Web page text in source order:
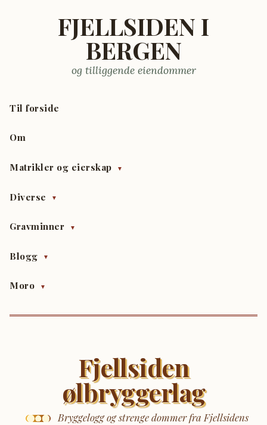
FJELLSIDEN I
BERGEN
og tilliggende eiendommer
Til forside
Om
Matrikler og eierskap ▼
Diverse ▼
Gravminner ▼
Blogg ▼
Moro ▼
Fjellsiden
ølbryggerlag
Bryggelogg og strenge dommer fra Fjellsidens